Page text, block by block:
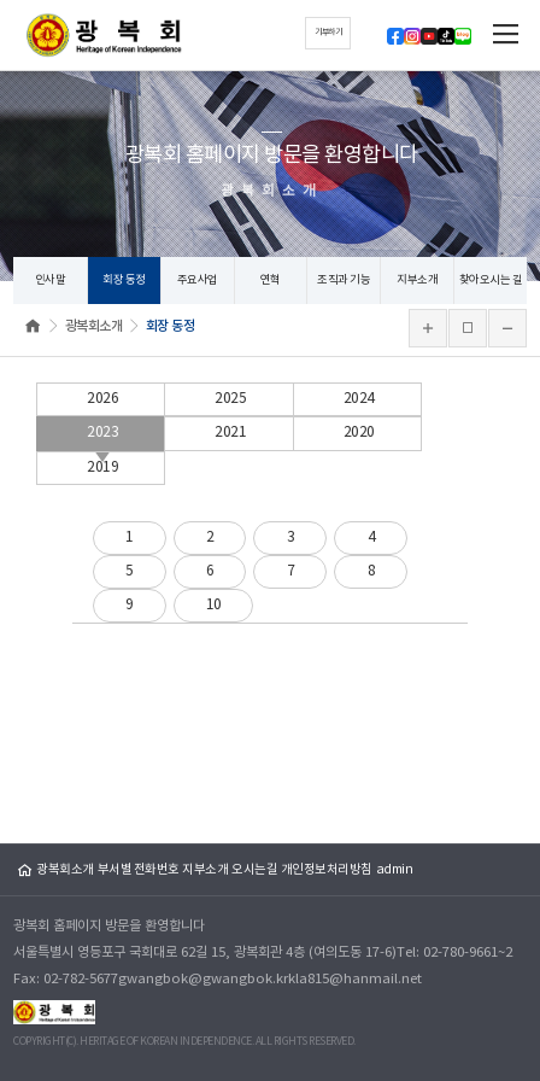
기부하기
광복회 홈페이지 방문을 환영합니다
광복회소개
인사말 회장 동정 주요사업 연혁 조직과 기능 지부소개 찾아오시는 길
광복회소개 회장 동정
2026 2025 2024
2023 2021 2020
2019
1 2 3 4
5 6 7 8
9 10
광복회소개 부서별 전화번호 지부소개 오시는길 개인정보처리방침 admin
광복회 홈페이지 방문을 환영합니다
서울특별시 영등포구 국회대로 62길 15, 광복회관 4층 (여의도동 17-6)Tel: 02-780-9661~2
Fax: 02-782-5677gwangbok@gwangbok.krkla815@hanmail.net
COPYRIGHT(C). HERITAGE OF KOREAN INDEPENDENCE. ALL RIGHTS RESERVED.